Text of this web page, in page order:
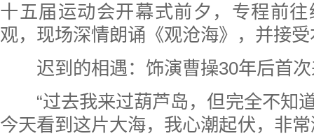
十五届运动会开幕式前夕，专程前
观，现场深情朗诵《观沧海》，并接
迟到的相遇：饰演曹操30年后首次
“过去我来过葫芦岛，但完全不知
今天看到这片大海，我心潮起伏，非